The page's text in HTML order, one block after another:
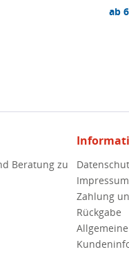
ab
Beratung zu
Impressum
Zahlung
Rückgabe